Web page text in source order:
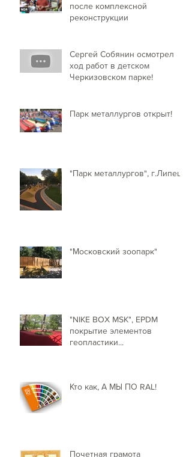
после комплексной
реконструкции
Сергей Собянин осмотрел
ход работ в детском
Черкизовском парке!
Парк металлургов открыт!
"Парк металлургов", г.Липецк
"Московский зоопарк"
"NIKE BOX MSK", EPDM
покрытие элементов
геопластики...
Кто как, А МЫ ПО RAL!
Почетная грамота